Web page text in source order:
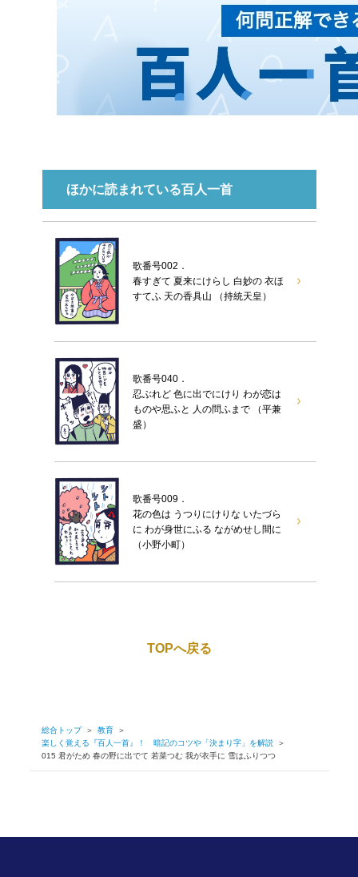
ほかに読まれている百人一首
歌番号002．
春すぎて 夏来にけらし 白妙の 衣ほ
すてふ 天の香具山 （持統天皇）
歌番号040．
忍ぶれど 色に出でにけり わが恋は
ものや思ふと 人の問ふまで （平兼
盛）
歌番号009．
花の色は うつりにけりな いたづら
に わが身世にふる ながめせし間に
（小野小町）
TOPへ戻る
総合トップ ＞ 教育
＞
楽しく覚える『百人一首』！ 暗記のコツや「決まり字」を解説
＞
015 君がため 春の野に出でて 若菜つむ 我が衣手に 雪はふりつつ